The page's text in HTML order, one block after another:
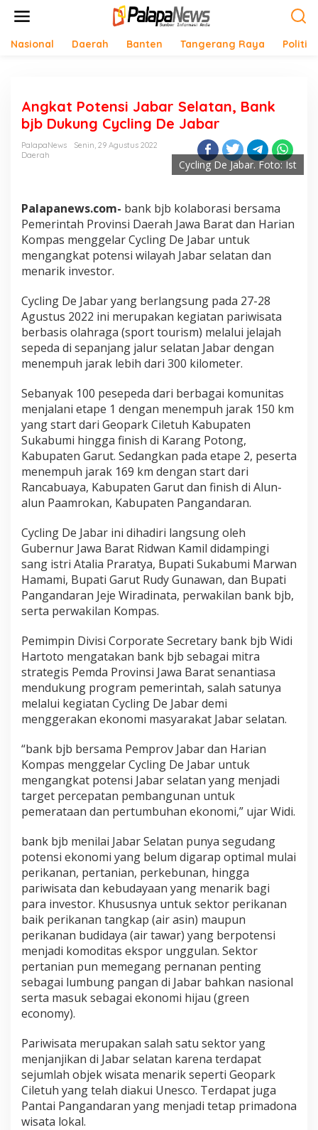
Nasional Daerah Banten Tangerang Raya Politik
Angkat Potensi Jabar Selatan, Bank
bjb Dukung Cycling De Jabar
PalapaNews
Senin, 29 Agustus 2022
Daerah
Cycling De Jabar. Foto: Ist
Palapanews.com- bank bjb kolaborasi bersama
Pemerintah Provinsi Daerah Jawa Barat dan Harian
Kompas menggelar Cycling De Jabar untuk
mengangkat potensi wilayah Jabar selatan dan
menarik investor.
Cycling De Jabar yang berlangsung pada 27-28
Agustus 2022 ini merupakan kegiatan pariwisata
berbasis olahraga (sport tourism) melalui jelajah
sepeda di sepanjang jalur selatan Jabar dengan
menempuh jarak lebih dari 300 kilometer.
Sebanyak 100 pesepeda dari berbagai komunitas
menjalani etape 1 dengan menempuh jarak 150 km
yang start dari Geopark Ciletuh Kabupaten
Sukabumi hingga finish di Karang Potong,
Kabupaten Garut. Sedangkan pada etape 2, peserta
menempuh jarak 169 km dengan start dari
Rancabuaya, Kabupaten Garut dan finish di Alun-
alun Paamrokan, Kabupaten Pangandaran.
Cycling De Jabar ini dihadiri langsung oleh
Gubernur Jawa Barat Ridwan Kamil didampingi
sang istri Atalia Praratya, Bupati Sukabumi Marwan
Hamami, Bupati Garut Rudy Gunawan, dan Bupati
Pangandaran Jeje Wiradinata, perwakilan bank bjb,
serta perwakilan Kompas.
Pemimpin Divisi Corporate Secretary bank bjb Widi
Hartoto mengatakan bank bjb sebagai mitra
strategis Pemda Provinsi Jawa Barat senantiasa
mendukung program pemerintah, salah satunya
melalui kegiatan Cycling De Jabar demi
menggerakan ekonomi masyarakat Jabar selatan.
“bank bjb bersama Pemprov Jabar dan Harian
Kompas menggelar Cycling De Jabar untuk
mengangkat potensi Jabar selatan yang menjadi
target percepatan pembangunan untuk
pemerataan dan pertumbuhan ekonomi,” ujar Widi.
bank bjb menilai Jabar Selatan punya segudang
potensi ekonomi yang belum digarap optimal mulai
perikanan, pertanian, perkebunan, hingga
pariwisata dan kebudayaan yang menarik bagi
para investor. Khususnya untuk sektor perikanan
baik perikanan tangkap (air asin) maupun
perikanan budidaya (air tawar) yang berpotensi
menjadi komoditas ekspor unggulan. Sektor
pertanian pun memegang pernanan penting
sebagai lumbung pangan di Jabar bahkan nasional
serta masuk sebagai ekonomi hijau (green
economy).
Pariwisata merupakan salah satu sektor yang
menjanjikan di Jabar selatan karena terdapat
sejumlah objek wisata menarik seperti Geopark
Ciletuh yang telah diakui Unesco. Terdapat juga
Pantai Pangandaran yang menjadi tetap primadona
wisata lokal.